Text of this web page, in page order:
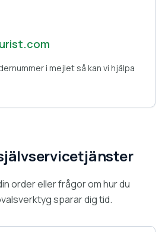
i mejlet så kan vi hjälpa
order eller frågor om hur du
sparar dig tid.